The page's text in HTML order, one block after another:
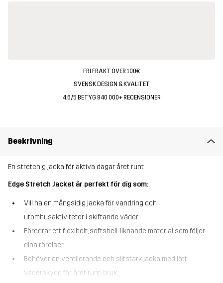
FRI FRAKT ÖVER 100€
SVENSK DESIGN & KVALITET
4.6/5 BETYG 840 000+ RECENSIONER
Beskrivning
En stretchig jacka för aktiva dagar året runt
Edge Stretch Jacket är perfekt för dig som:
Vill ha en mångsidig jacka för vandring och
utomhusaktiviteter i skiftande väder
Föredrar ett flexibelt, softshell-liknande material som följer
dina rörelser
Behöver en ventilerande och slitstark jacka med lätt
väderskydd för året runt-bruk